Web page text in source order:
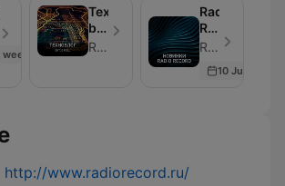
week ago
Техноблог
by
DJRadio Record
Radio
Record
New
Radio Record - Folge 250
10 Jul 2026
http://www.radiorecord.ru/